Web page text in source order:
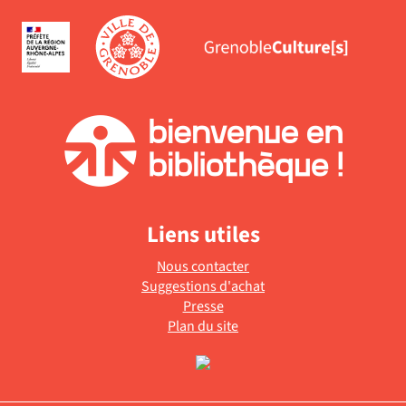
Liens utiles
Nous contacter
Suggestions d'achat
Presse
Plan du site